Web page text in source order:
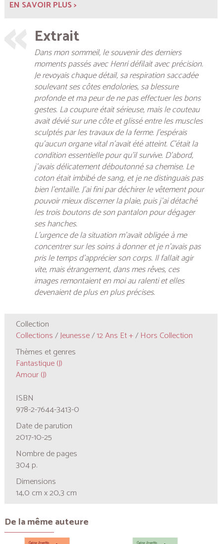
EN SAVOIR PLUS >
Extrait
Dans mon sommeil, le souvenir des derniers
moments passés avec Henri défilait avec précision.
Je revoyais chaque détail, sa respiration saccadée
soulevant ses côtes endolories, sa blessure
profonde et ma peur de ne pas effectuer les bons
gestes. La coupure était sérieuse, mais le couteau
avait dévié sur une côte et glissé entre les muscles
sculptés par les travaux de la ferme. J’espérais
qu’aucun organe vital n’avait été atteint. C’était la
condition essentielle pour qu’il survive. D’abord,
j’avais délicatement déboutonné sa chemise. Le
coton était imbibé de sang, et je ne distinguais pas
bien l’entaille. J’ai fini par déchirer le vêtement pour
pouvoir mieux discerner la plaie, puis j’ai détaché
les trois boutons de son pantalon pour dégager
ses hanches.
L’urgence de la situation m’avait obligée à me
concentrer sur les soins à donner et je n’avais pas
pris le temps d’apprécier son corps. Il fallait agir
vite, mais étrangement, dans mes rêves, ces
images remontaient en moi au ralenti et elles
devenaient de plus en plus précises.
Collection
Collections/Jeunesse/12 Ans Et +/ Hors Collection
Thèmes et genres
Fantastique (J)
Amour (J)
ISBN
978-2-7644-3413-0
Date de parution
2017-10-25
Nombre de pages
304 p.
Dimensions
14,0 cm x 20,3 cm
De la même auteure